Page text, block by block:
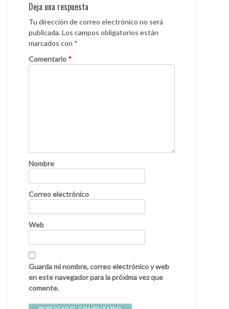
Deja una respuesta
Tu dirección de correo electrónico no será
publicada.Los campos obligatorios están
marcados con *
Comentario *
Nombre
Correo electrónico
Web
Guarda mi nombre, correo electrónico y web
en este navegador para la próxima vez que
comente.